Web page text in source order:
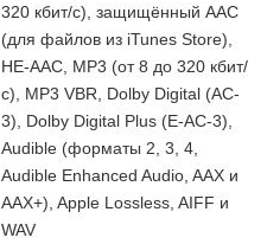
320 кбит/с), защищённый AAC
(для файлов из iTunes Store),
HE‑AAC, MP3 (от 8 до 320 кбит/
с), MP3 VBR, Dolby Digital (AC-
3), Dolby Digital Plus (E-AC‑3),
Audible (форматы 2, 3, 4,
Audible Enhanced Audio, AAX и
AAX+), Apple Lossless, AIFF и
WAV